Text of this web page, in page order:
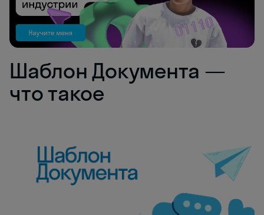
Шаблон Документа —
что такое
Skyeng Chat
online